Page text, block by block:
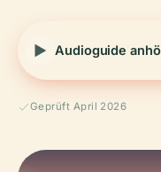
Audioguide
Geprüft April 2026